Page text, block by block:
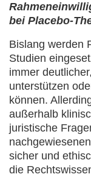
bei Placebo-
Bislang werden
Studien
immer
unterstützen
können.
außerhalb
juristische
sicher und
die